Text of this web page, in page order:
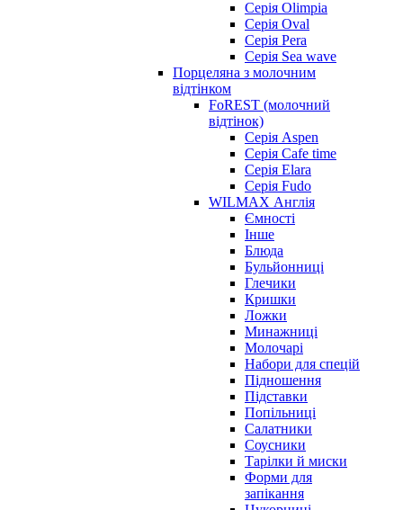
Серія Olimpia
Серія Oval
Серія Pera
Серія Sea wave
Порцеляна з молочним
відтінком
FoREST (молочний
відтінок)
Серія Aspen
Серія Cafe time
Серія Elara
Серія Fudo
WILMAX Англія
Ємності
Інше
Блюда
Бульйонниці
Глечики
Кришки
Ложки
Минажниці
Молочарі
Набори для спецій
Підношення
Підставки
Попільниці
Салатники
Соусники
Тарілки й миски
Форми для
запікання